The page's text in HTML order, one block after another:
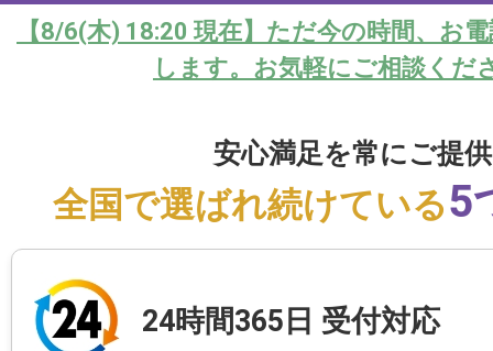
【8/6(木) 18:20 現在】ただ今の時間、お
します。お気軽にご相談くだ
安心満足を常にご提供
全国で選ばれ続けている5
24時間365日 受付対応